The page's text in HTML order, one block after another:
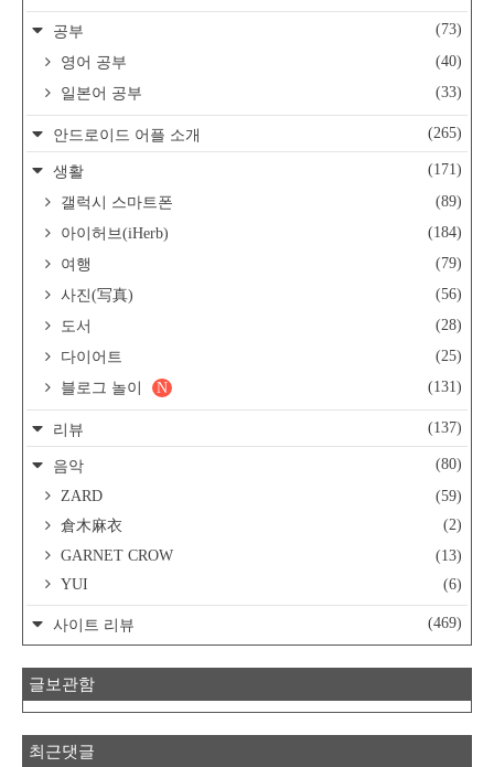
공부
(73)
영어 공부
(40)
일본어 공부
(33)
안드로이드 어플 소개 (265)
생활
(171)
갤럭시 스마트폰
(89)
아이허브(iHerb)
(184)
여행
(79)
사진(写真)
(56)
도서
(28)
다이어트
(25)
블로그 놀이
(131)
N
리뷰 (137)
음악
(80)
ZARD
(59)
倉木麻衣
(2)
GARNET CROW
(13)
YUI
(6)
사이트 리뷰 (469)
글보관함
최근댓글